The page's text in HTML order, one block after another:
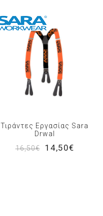
Τιράντες Εργασίας Sara
Drwal
16,50€
14,50€